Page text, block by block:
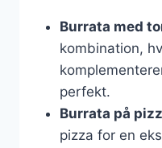
Burrata med
kombination,
perfekt.
Burrata på
pizza for en